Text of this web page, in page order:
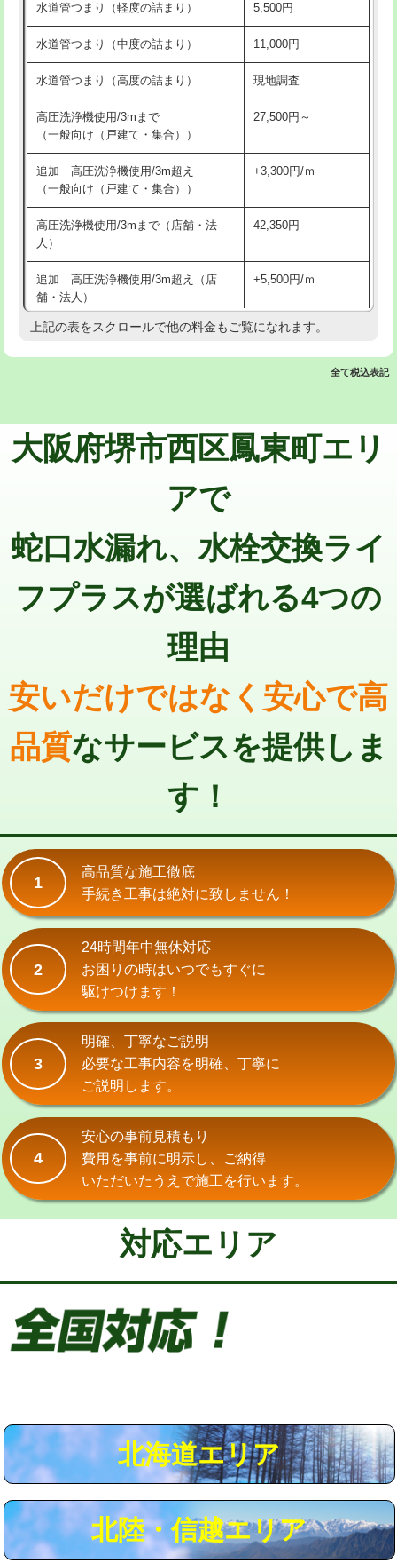
洗面台設置 38,500円
化粧台設置 22,000円
追加人工 16,500円
廃棄・処分 現場見積
※給水管工事は20mmまでの価格です。
交換・取付(排水栓・排水トラップ
22,000円+材料費
持込商品取付（混合水栓）
持込商品取付（浄水器・分岐水栓） 16,500円
業）
排水管工事（追加 排水管工事/3ｍ超
え）
マス交換（土の掘削・埋め戻し作業） 11,000円~
マス交換（深さ50㎝以上） 66,000円
コンクリート斫り（厚さ10㎝超え）
モルタル補修（厚さ10㎝まで） 27,500円
モルタル補修（厚さ10㎝超え）
追加人工 16,500円
水道管つまり（軽度の詰まり） 5,500円
水道管つまり（中度の詰まり） 11,000円
水道管つまり（高度の詰まり） 現地調査
高圧洗浄機使用/3mまで
（一般向け（戸建て・集合））
27,500円～
追加 高圧洗浄機使用/3m超え
（一般向け（戸建て・集合））
+3,300円/ｍ
高圧洗浄機使用/3mまで（店舗・法
人）
42,350円
追加 高圧洗浄機使用/3m超え（店
舗・法人）
+5,500円/ｍ
高度高圧洗浄換 現地調査
追加トーラー機使用/3m超え +3,300円
止水・漏水調査・防水処理・清掃・修
11,000円
止水・漏水調査・防水処理・清掃・修
22,000円
止水・漏水調査・防水処理・清掃・修
その他部品の脱着 8,800円～
交換・取付（タンク） 22,000円+材料費
交換・取付(単水栓（壁付・デッキ
式・ワンホール）)
交換・取付(排水栓・排水トラップ
（P/S/ポップアップ））
22,000円+材料費
交換・取付（その他部品）
持込商品取付（単水栓）
持込商品取付（混合水栓） 16,500円
持込商品取付（浄水器・分岐水栓） 16,500円
給水管工事※（ホール加工)
給水管工事※（バンド止め)
給水管工事※（支持金具設置) 5,500円
給水管工事※（保温材使用（バンド止
め込み）)
5,500円
給水管工事※（土の掘削・埋め戻し作
11,000円
給水管工事※（塩ビ管（VP・HI）使
用/3ｍまで)
給水管工事※（ライニング鋼管・銅
管・ポリ管・HT管使用/3ｍまで)
44,000円
給水管工事※（ライニング鋼管・銅
+8,800円
マス交換（土の掘削・埋め戻し作業） 11,000円~
上記の表をスクロールで他の料金もご覧になれます。
全て税込表記
大阪府堺市西区鳳東町エリ
アで
蛇口水漏れ、水栓交換ライ
フプラスが選ばれる4つの
理由
安いだけではなく安心で高
品質なサービスを提供しま
す！
1
高品質な施工徹底
手続き工事は絶対に致しません！
2
24時間年中無休対応
お困りの時はいつでもすぐに
駆けつけます！
3
明確、丁寧なご説明
必要な工事内容を明確、丁寧に
ご説明します。
4
安心の事前見積もり
費用を事前に明示し、ご納得
いただいたうえで施工を行います。
対応エリア
北海道エリア
北陸・信越エリア